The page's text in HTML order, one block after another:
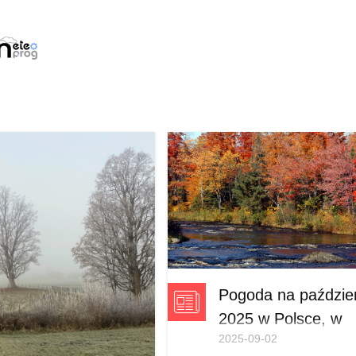
Pogoda na
2025 w Polsce, w
górach, nad
2025-09-02